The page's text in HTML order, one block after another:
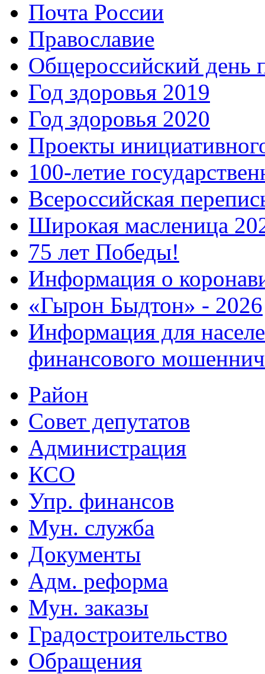
Почта России
Православие
Общероссийский день
Год здоровья 2019
Год здоровья 2020
Проекты
100-летие
Всероссийская
Широкая масленица
75 лет Победы!
Информация о
«Гырон Быдтон» - 2026
Информация для
финансового
Район
Совет депутатов
Администрация
КСО
Упр. финансов
Мун. служба
Документы
Адм. реформа
Мун. заказы
Градостроительство
Обращения